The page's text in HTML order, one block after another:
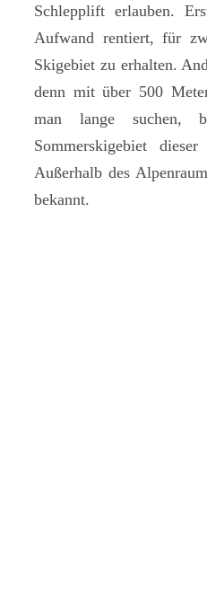
Schlepplift erlauben.
Aufwand rentiert, für
Skigebiet zu erhalten.
denn mit über 500
man lange suchen,
Sommerskigebiet
Außerhalb des
bekannt.